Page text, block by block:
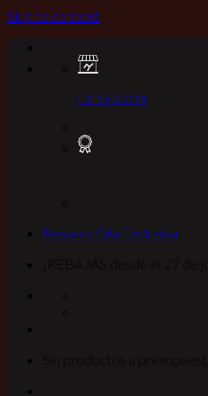
Skip to content
EXPOSICION
Reserva Cita Exclusiva